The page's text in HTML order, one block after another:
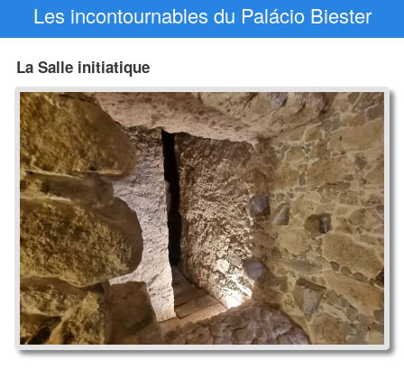
Les incontournables du Palácio Biester
La Salle initiatique